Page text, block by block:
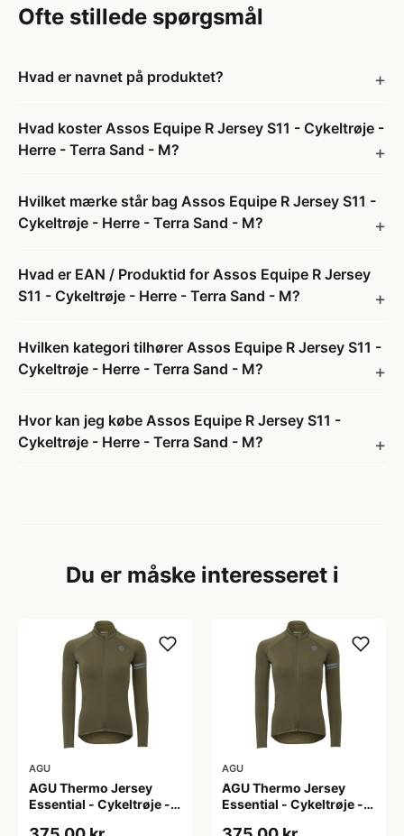
Ofte stillede spørgsmål
Hvad er navnet på produktet?
Hvad koster Assos Equipe R Jersey S11 - Cykeltrøje -
Herre - Terra Sand - M?
Hvilket mærke står bag Assos Equipe R Jersey S11 -
Cykeltrøje - Herre - Terra Sand - M?
Hvad er EAN / Produktid for Assos Equipe R Jersey
S11 - Cykeltrøje - Herre - Terra Sand - M?
Hvilken kategori tilhører Assos Equipe R Jersey S11 -
Cykeltrøje - Herre - Terra Sand - M?
Hvor kan jeg købe Assos Equipe R Jersey S11 -
Cykeltrøje - Herre - Terra Sand - M?
Du er måske interesseret i
AGU
AGU Thermo Jersey
Essential - Cykeltrøje -
AGU
AGU Thermo Jersey
Essential - Cykeltrøje -